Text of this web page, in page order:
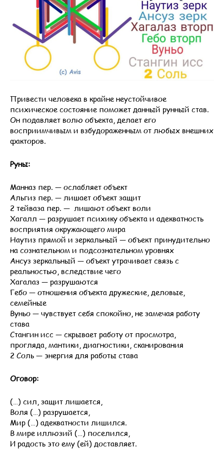
Привести человека в крайне неустойчивое
психическое состояние поможет данный рунный став.
Он подавляет волю объекта, делает его
восприимчивым и взбудораженным от любых внешних
факторов.
Руны:
Манназ пер. — ослабляет объект
Альгиз пер. — лишает объект защит
2 тейваза пер. — лишают объект воли
Хагалл — разрушает психику объекта и адекватность
восприятия окружающего мира
Наутиз прямой и зеркальный — объект принудительно
на сознательном и подсознательном уровнях
Ансуз зеркальный — объект утрачивает связь с
реальностью, вследствие чего
Хагалаз — разрушаются
Гебо — отношения объекта дружеские, деловые,
семейные
Вуньо — чувствует себя спокойно, не замечая работу
става
Стангин исс — скрывает работу от просмотра,
прогляда, мантики, диагностики, сканирования
2 Соль — энергия для работы става
Оговор:
(…) сил, защит лишается,
Воля (…) разрушается,
Мир (…) адекватности лишился.
В мире иллюзий (…) поселился,
И радость это ему (ей) доставляет.